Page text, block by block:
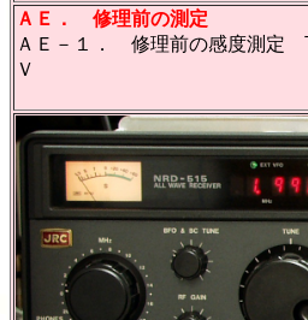
ＡＥ． 修理前の測定
ＡＥ－１． 修理前の感度測定
Ｖ
高い所が、